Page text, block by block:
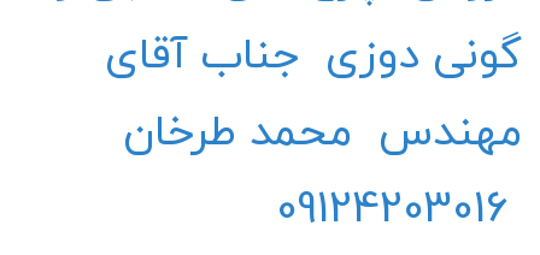
گونی دوزی جناب آقای
مهندس محمد طرخان